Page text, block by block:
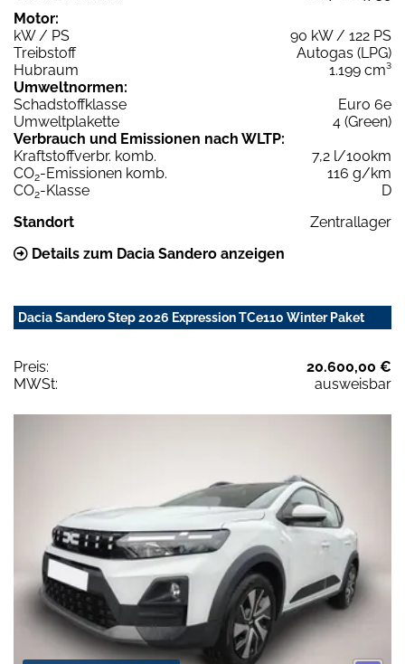
Motor:
kW / PS
90 kW / 122 PS
Treibstoff
Autogas (LPG)
Hubraum
1.199 cm³
Umweltnormen:
Schadstoffklasse
Euro 6e
Umweltplakette
4 (Green)
Verbrauch und Emissionen nach WLTP:
Kraftstoffverbr. komb.
7,2 l/100km
CO2-Emissionen komb.
116 g/km
CO2-Klasse
D
Standort
Zentrallager
Details zum Dacia Sandero anzeigen
Dacia Sandero Step 2026 Expression TCe110 Winter Paket
Preis:
20.600,00 €
MWSt:
ausweisbar